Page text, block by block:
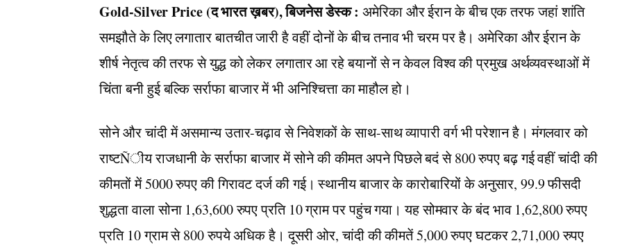
Gold-Silver Price (द भारत ख़बर), बिजनेस डेस्क : अमेरिका और ईरान के बीच एक तरफ जहां शांति
समझौते के लिए लगातार बातचीत जारी है वहीं दोनों के बीच तनाव भी चरम पर है। अमेरिका और ईरान के
शीर्ष नेतृत्व की तरफ से युद्ध को लेकर लगातार आ रहे बयानों से न केवल विश्व की प्रमुख अर्थव्यवस्थाओं में
चिंता बनी हुई बल्कि सर्राफा बाजार में भी अनिश्चित्ता का माहौल हो।
सोने और चांदी में असमान्य उतार-चढ़ाव से निवेशकों के साथ-साथ व्यापारी वर्ग भी परेशान है। मंगलवार को
राष्टÑीय राजधानी के सर्राफा बाजार में सोने की कीमत अपने पिछले बदं से 800 रुपए बढ़ गई वहीं चांदी की
कीमतों में 5000 रुपए की गिरावट दर्ज की गई। स्थानीय बाजार के कारोबारियों के अनुसार, 99.9 फीसदी
शुद्धता वाला सोना 1,63,600 रुपए प्रति 10 ग्राम पर पहुंच गया। यह सोमवार के बंद भाव 1,62,800 रुपए
प्रति 10 ग्राम से 800 रुपये अधिक है। दूसरी ओर, चांदी की कीमतें 5,000 रुपए घटकर 2,71,000 रुपए